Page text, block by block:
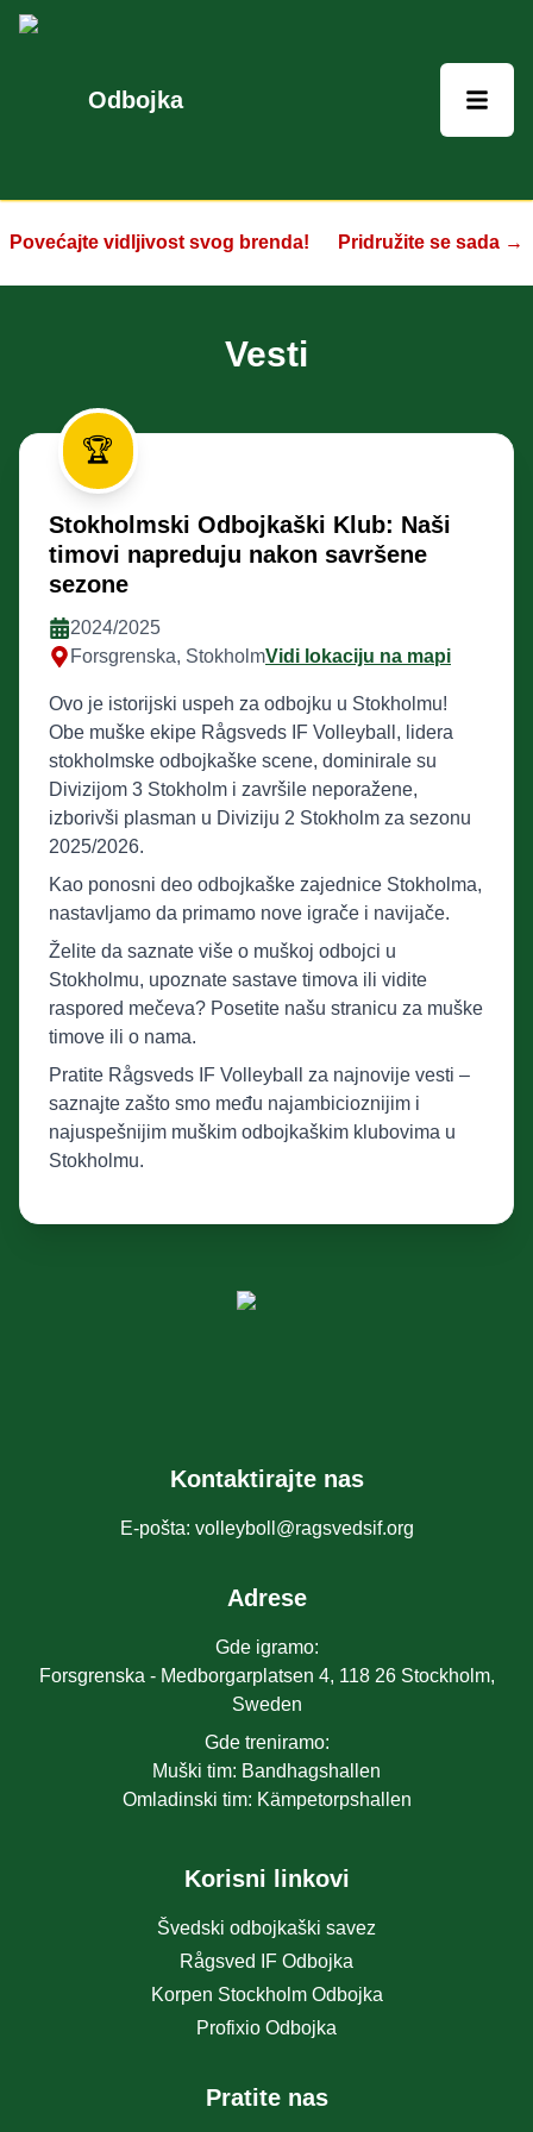
Odbojka
Povećajte vidljivost svog brenda! Pridružite se sada →
Vesti
🏆
Stokholmski Odbojkaški Klub: Naši
timovi napreduju nakon savršene
sezone
2024/2025
Forsgrenska, StokholmVidi lokaciju na mapi
Ovo je istorijski uspeh za odbojku u Stokholmu!
Obe muške ekipe Rågsveds IF Volleyball, lidera
stokholmske odbojkaške scene, dominirale su
Divizijom 3 Stokholm i završile neporažene,
izborivši plasman u Diviziju 2 Stokholm za sezonu
2025/2026.
Kao ponosni deo odbojkaške zajednice Stokholma,
nastavljamo da primamo nove igrače i navijače.
Želite da saznate više o muškoj odbojci u
Stokholmu, upoznate sastave timova ili vidite
raspored mečeva? Posetite našu stranicu za muške
timove ili o nama.
Pratite Rågsveds IF Volleyball za najnovije vesti –
saznajte zašto smo među najambicioznijim i
najuspešnijim muškim odbojkaškim klubovima u
Stokholmu.
Kontaktirajte nas
E-pošta: volleyboll@ragsvedsif.org
Adrese
Gde igramo:
Forsgrenska - Medborgarplatsen 4, 118 26 Stockholm,
Sweden
Gde treniramo:
Muški tim: Bandhagshallen
Omladinski tim: Kämpetorpshallen
Korisni linkovi
Švedski odbojkaški savez
Rågsved IF Odbojka
Korpen Stockholm Odbojka
Profixio Odbojka
Pratite nas